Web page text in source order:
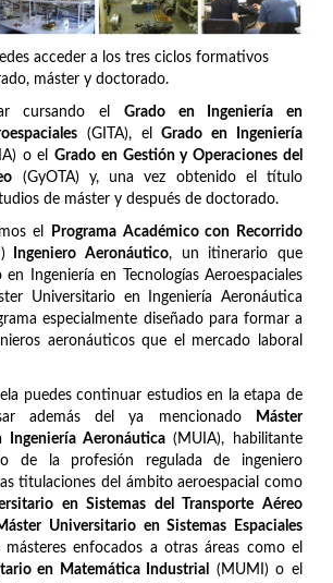
acceder a los tres ciclos formativos
máster y doctorado.
cursando el Grado en Ingeniería en
(GITA), elGrado en Ingeniería
o elGrado en Gestión y Operaciones del
(GyOTA) y, una vez obtenido el título
de máster y después de doctorado.
el
Programa Académico con Recorrido
Ingeniero Aeronáutico, un itinerario que
Ingeniería en Tecnologías Aeroespaciales
Universitario en Ingeniería Aeronáutica
especialmente diseñado para formar a
aeronáuticos que el mercado laboral
puedes continuar estudios en la etapa de
además del ya mencionado
Máster
Ingeniería Aeronáutica(MUIA), habilitante
de la profesión regulada de ingeniero
titulaciones del ámbito aeroespacial como
en Sistemas del Transporte Aéreo
Universitario en Sistemas Espaciales
enfocados a otras áreas como el
en Matemática Industrial
(MUMI) o el